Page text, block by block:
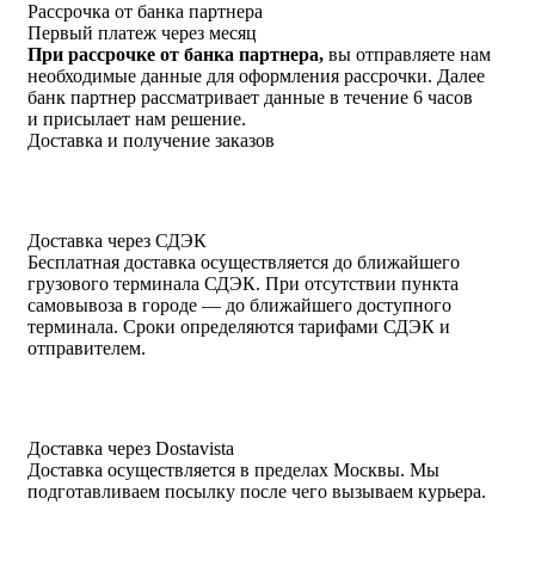
Рассрочка от банка партнера
Первый платеж через месяц
При рассрочке от банка партнера, вы отправляете нам
необходимые данные для оформления рассрочки. Далее
банк партнер рассматривает данные в течение 6 часов
и присылает нам решение.
Доставка и получение заказов
Доставка через СДЭК
Бесплатная доставка осуществляется до ближайшего
грузового терминала СДЭК. При отсутствии пункта
самовывоза в городе — до ближайшего доступного
терминала. Сроки определяются тарифами СДЭК и
отправителем.
Доставка через Dostavista
Доставка осуществляется в пределах Москвы. Мы
подготавливаем посылку после чего вызываем курьера.